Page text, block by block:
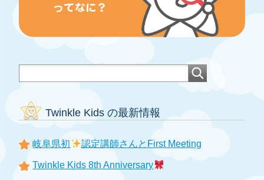
Twinkle Kids の最新情報
岐阜県初 認定講師さんとFirst Meeting
Twinkle Kids 8th Anniversary